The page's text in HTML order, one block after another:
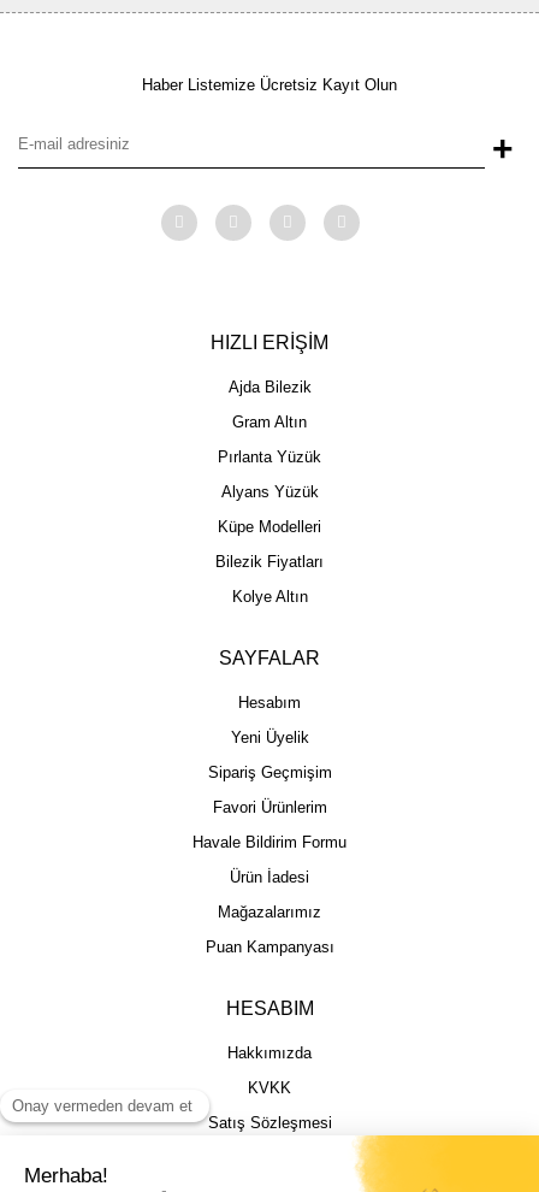
Haber Listemize Ücretsiz Kayıt Olun
+
HIZLI ERİŞİM
Ajda Bilezik
Gram Altın
Pırlanta Yüzük
Alyans Yüzük
Küpe Modelleri
Bilezik Fiyatları
Kolye Altın
SAYFALAR
Hesabım
Yeni Üyelik
Sipariş Geçmişim
Favori Ürünlerim
Havale Bildirim Formu
Ürün İadesi
Mağazalarımız
Puan Kampanyası
HESABIM
Hakkımızda
KVKK
Satış Sözleşmesi